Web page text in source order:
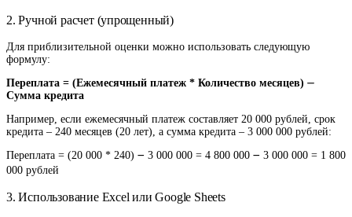
2. Ручной расчет (упрощенный)
Для приблизительной оценки можно использовать следующую
формулу:
Переплата = (Ежемесячный платеж * Количество месяцев) ⏤
Сумма кредита
Например, если ежемесячный платеж составляет 20 000 рублей, срок
кредита – 240 месяцев (20 лет), а сумма кредита – 3 000 000 рублей:
Переплата = (20 000 * 240) ౼ 3 000 000 = 4 800 000 ౼ 3 000 000 = 1 800
000 рублей
3. Использование Excel или Google Sheets